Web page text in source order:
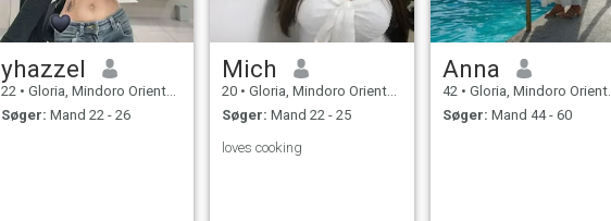
yhazzel
22 • Gloria, Mindoro Oriental, Filippinerne
Søger: Mand 22 - 26
Mich
20 • Gloria, Mindoro Oriental, Filippinerne
Søger: Mand 22 - 25
loves cooking
Anna
42 • Gloria, Mindoro Oriental, Filippinerne
Søger: Mand 44 - 60